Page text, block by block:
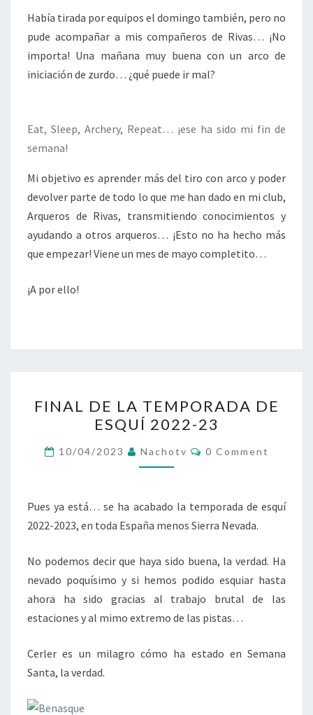
Había tirada por equipos el domingo también, pero no
pude acompañar a mis compañeros de Rivas… ¡No
importa! Una mañana muy buena con un arco de
iniciación de zurdo… ¿qué puede ir mal?
Eat, Sleep, Archery, Repeat… ¡ese ha sido mi fin de
semana!
Mi objetivo es aprender más del tiro con arco y poder
devolver parte de todo lo que me han dado en mi club,
Arqueros de Rivas, transmitiendo conocimientos y
ayudando a otros arqueros… ¡Esto no ha hecho más
que empezar! Viene un mes de mayo completito…
¡A por ello!
DE
LA
TEMPORADA
DE
2022-
23
FINAL DE LA TEMPORADA DE
ESQUÍ 2022-23
10/04/2023 Nachotv Comments
0 Comment
Pues ya está… se ha acabado la temporada de esquí
2022-2023, en toda España menos Sierra Nevada.
No podemos decir que haya sido buena, la verdad. Ha
nevado poquísimo y si hemos podido esquiar hasta
ahora ha sido gracias al trabajo brutal de las
estaciones y al mimo extremo de las pistas…
Cerler es un milagro cómo ha estado en Semana
Santa, la verdad.